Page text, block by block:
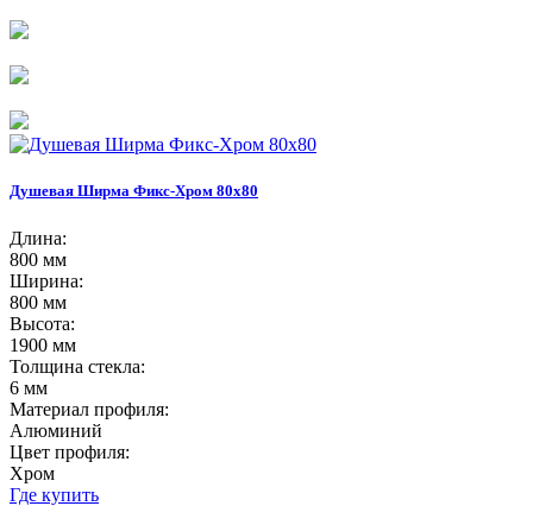
Душевая Ширма Фикс-Хром 80х80
Длина:
800 мм
Ширина:
800 мм
Высота:
1900 мм
Толщина стекла:
6 мм
Материал профиля:
Алюминий
Цвет профиля:
Хром
Где купить